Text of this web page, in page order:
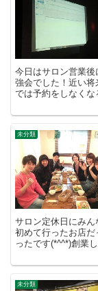
今日はサロン営業
強会でした！近い
では予約をしなくな
未分類
サロン定休日にみ
初めて行ったお店
ったです(*^^*)創業
未分類